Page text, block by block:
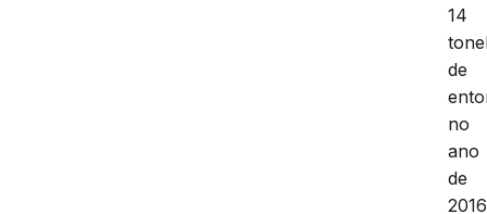
14
de
no
ano
de